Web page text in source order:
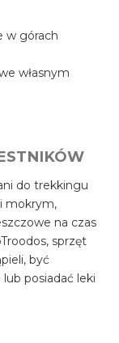
w górach
własnym
do trekkingu
mokrym,
na czas
sprzęt
być
posiadać leki